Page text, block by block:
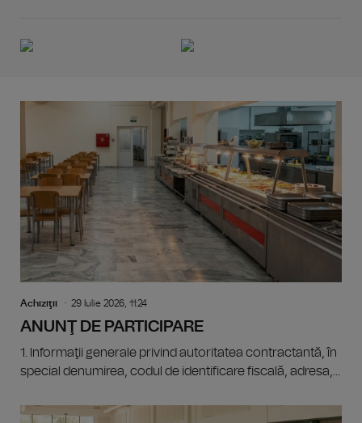
Achiziţii 29 Iulie 2026, 11:24
ANUNŢ DE PARTICIPARE
1. Informaţii generale privind autoritatea contractantă, în
special denumirea, codul de identificare fiscală, adresa,...